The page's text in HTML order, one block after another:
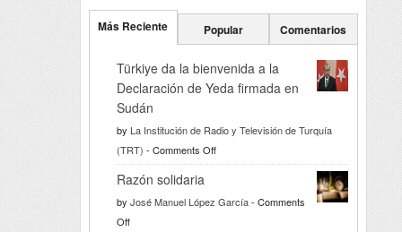
Más Reciente Popular Comentarios
Türkiye da la bienvenida a la
Declaración de Yeda firmada en
Sudán
by La Institución de Radio y Televisión de Turquía
(TRT) - Comments Offon
Türkiye
la
Razón solidaria
by José Manuel López García- Comments
Offon